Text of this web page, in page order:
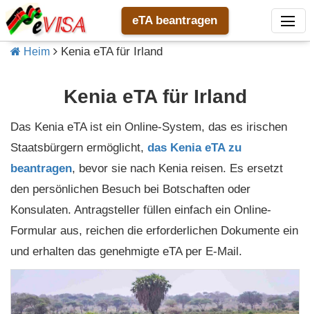
eTA beantragen
Heim Kenia eTA für Irland
Kenia eTA für Irland
Das Kenia eTA ist ein Online-System, das es irischen
Staatsbürgern ermöglicht, das Kenia eTA zu
beantragen, bevor sie nach Kenia reisen. Es ersetzt
den persönlichen Besuch bei Botschaften oder
Konsulaten. Antragsteller füllen einfach ein Online-
Formular aus, reichen die erforderlichen Dokumente ein
und erhalten das genehmigte eTA per E-Mail.